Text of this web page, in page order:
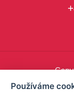
Používáme